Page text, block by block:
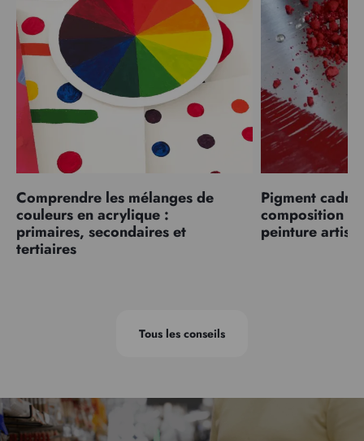
Comprendre les mélanges de
couleurs en acrylique :
primaires, secondaires et
tertiaires
Pigment
composition
peinture
Tous les conseils